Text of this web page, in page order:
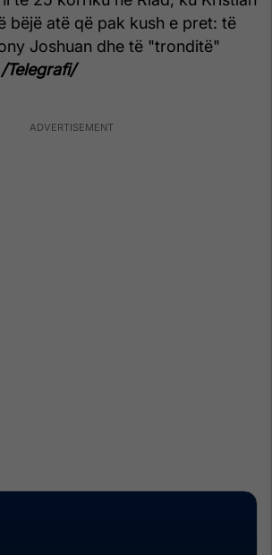
bëjë atë që pak kush e pret: të
Joshuan dhe të "tronditë"
/Telegrafi/